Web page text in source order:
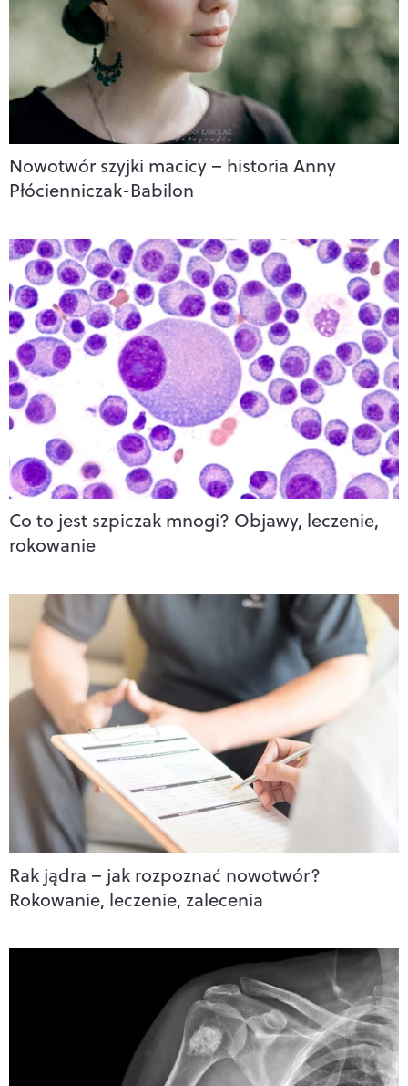
Nowotwór szyjki macicy – historia Anny
Płócienniczak-Babilon
Co to jest szpiczak mnogi? Objawy, leczenie,
rokowanie
Rak jądra – jak rozpoznać nowotwór?
Rokowanie, leczenie, zalecenia